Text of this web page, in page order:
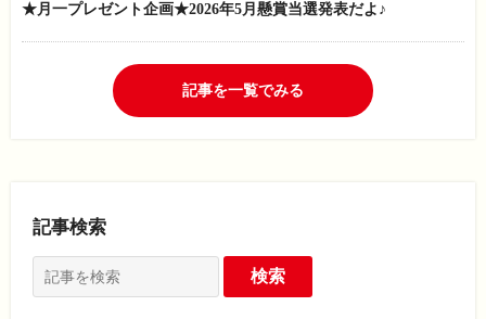
★月一プレゼント企画★2026年5月懸賞当選発表だよ♪
記事を一覧でみる
記事検索